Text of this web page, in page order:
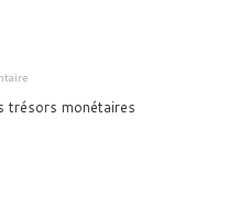
trésors monétaires